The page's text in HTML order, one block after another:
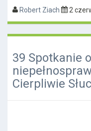
Robert Ziach 2
39 Spotkanie
Cierpliwie